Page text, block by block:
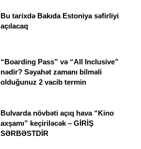
Bu tarixdə Bakıda Estoniya səfirliyi
açılacaq
“Boarding Pass” və “All Inclusive”
nədir? Səyahət zamanı bilməli
olduğunuz 2 vacib termin
Bulvarda növbəti açıq hava “Kino
axşamı” keçiriləcək – GİRİŞ
SƏRBƏSTDİR